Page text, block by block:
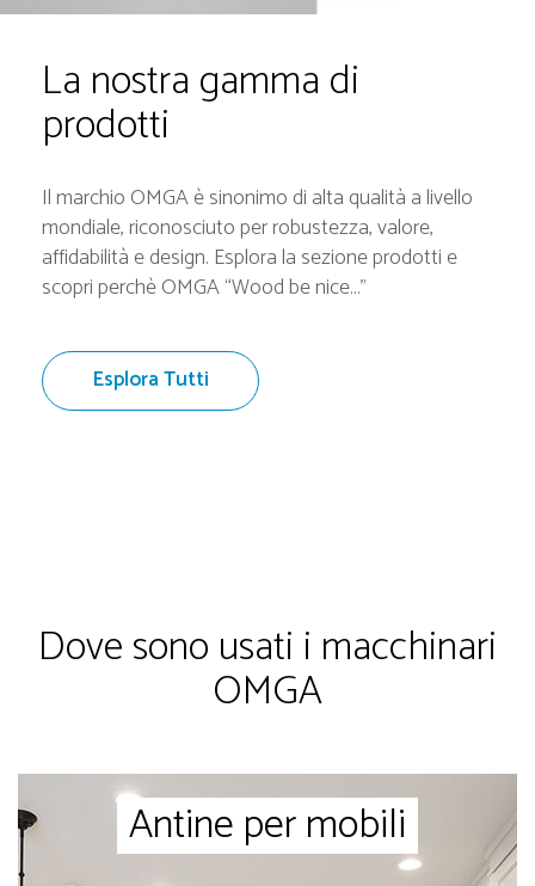
La nostra gamma di
prodotti
Il marchio OMGA è sinonimo di alta qualità a livello
mondiale, riconosciuto per robustezza, valore,
affidabilità e design. Esplora la sezione prodotti e
scopri perchè OMGA “Wood be nice...”
Esplora Tutti
Dove sono usati i macchinari
OMGA
Antine per mobili